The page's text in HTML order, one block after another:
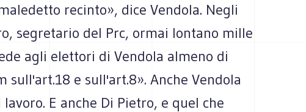
recinto», dice Vendola. Negli
segretario del Prc, ormai lontano mille
agli elettori di Vendola almeno di
e sull'art.8». Anche Vendola
E anche Di Pietro, e quel che